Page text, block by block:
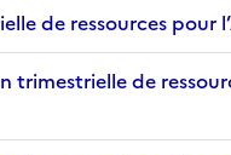
de ressources pour
de